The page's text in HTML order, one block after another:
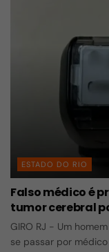
ESTADO DO RIO
Falso médico é
tumor cerebral
GIRO RJ - Um
se passar por